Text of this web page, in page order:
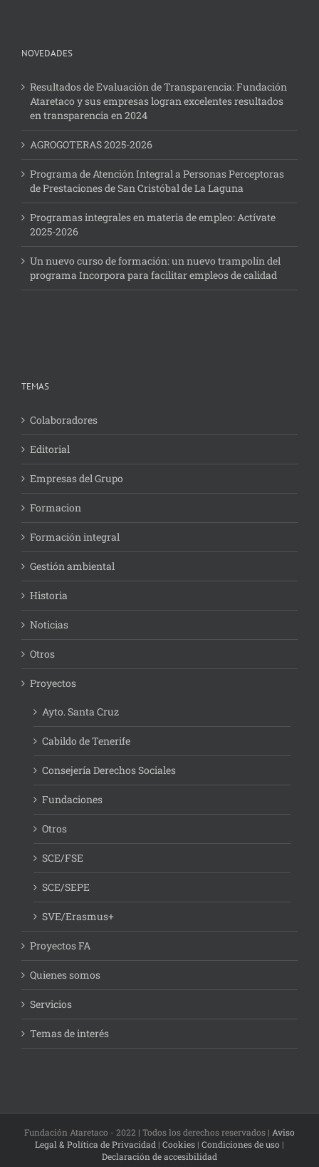
NOVEDADES
Resultados de Evaluación de Transparencia: Fundación
Ataretaco y sus empresas logran excelentes resultados
en transparencia en 2024
AGROGOTERAS 2025-2026
Programa de Atención Integral a Personas Perceptoras
de Prestaciones de San Cristóbal de La Laguna
Programas integrales en materia de empleo: Actívate
2025-2026
Un nuevo curso de formación: un nuevo trampolín del
programa Incorpora para facilitar empleos de calidad
TEMAS
Colaboradores
Editorial
Empresas del Grupo
Formacion
Formación integral
Gestión ambiental
Historia
Noticias
Otros
Proyectos
Ayto. Santa Cruz
Cabildo de Tenerife
Consejería Derechos Sociales
Fundaciones
Otros
SCE/FSE
SCE/SEPE
SVE/Erasmus+
Proyectos FA
Quienes somos
Servicios
Temas de interés
Fundación Ataretaco - 2022 | Todos los derechos reservados | Aviso
Legal & Política de Privacidad | Cookies | Condiciones de uso |
Declaración de accesibilidad